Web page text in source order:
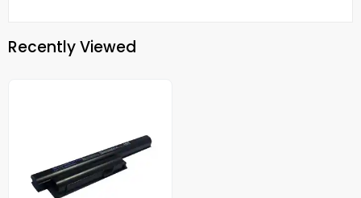
Recently Viewed